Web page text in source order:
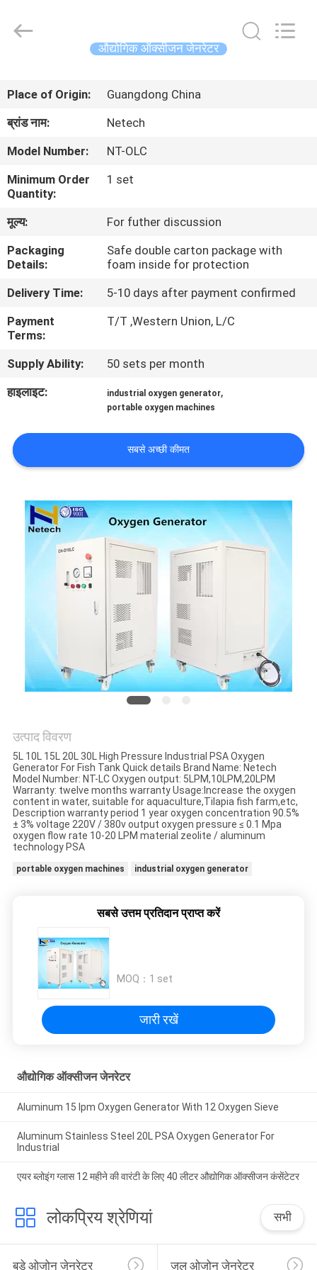
उत्पादों
बारे
में
कारखाना
भ्रमण
गुणवत्ता
नियंत्रण
संपर्क
करें
समाचार
MERCHANTS
POLICY
Rights
औद्योगिक ऑक्सीजन जेनरेटर
Place of Origin:
Guangdong China
ब्रांड नाम:
Netech
Model Number:
NT-OLC
Minimum Order
Quantity:
1 set
मूल्य:
For futher discussion
Packaging
Details:
Safe double carton package with
foam inside for protection
Delivery Time:
5-10 days after payment confirmed
Payment
Terms:
T/T ,Western Union, L/C
Supply Ability:
50 sets per month
हाइलाइट:
industrial oxygen generator,
portable oxygen machines
सबसे अच्छी कीमत
उत्पाद विवरण
5L 10L 15L 20L 30L High Pressure Industrial PSA Oxygen
Generator For Fish Tank​ Quick details Brand Name: Netech
Model Number: NT-LC Oxygen output: 5LPM,10LPM,20LPM
Warranty: twelve months warranty Usage:Increase the oxygen
content in water, suitable for aquaculture,Tilapia fish farm,etc,
Description warranty period 1 year oxygen concentration 90.5%
± 3% voltage 220V / 380v output oxygen pressure ≤ 0.1 Mpa
oxygen flow rate 10-20 LPM material zeolite / aluminum
technology PSA
portable oxygen machines industrial oxygen generator
सबसे उत्तम प्रतिदान प्राप्त करें
MOQ： 1 set
जारी रखें
औद्योगिक ऑक्सीजन जेनरेटर
Aluminum 15 lpm Oxygen Generator With 12 Oxygen Sieve
Aluminum Stainless Steel 20L PSA Oxygen Generator For
Industrial
एयर ब्लोइंग ग्लास 12 महीने की वारंटी के लिए 40 लीटर औद्योगिक ऑक्सीजन कंसेंटेटर
लोकप्रिय श्रेणियां सभी
बड़े ओजोन जेनरेटर जल ओजोन जेनरेटर